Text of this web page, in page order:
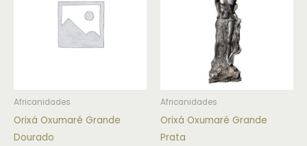
Africanidades
Orixá Oxumaré Grande
Dourado
Africanidades
Orixá Oxumaré Grande
Prata